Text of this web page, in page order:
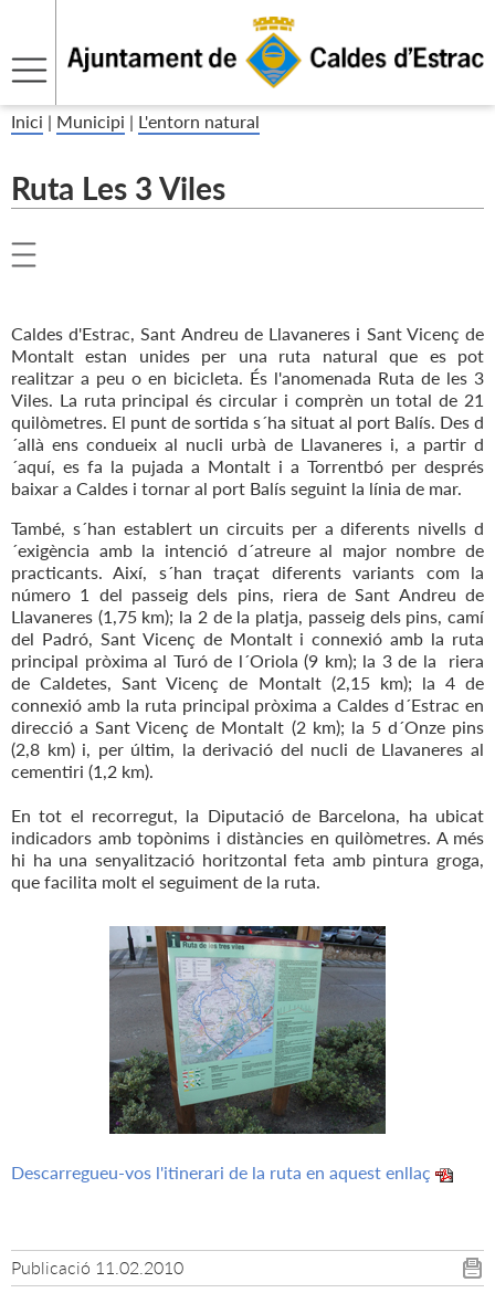
Inici | Municipi | L'entorn natural
Ruta Les 3 Viles
Caldes d'Estrac, Sant Andreu de Llavaneres i Sant Vicenç de
Montalt estan unides per una ruta natural que es pot
realitzar a peu o en bicicleta. És l'anomenada Ruta de les 3
Viles. La ruta principal és circular i comprèn un total de 21
quilòmetres. El punt de sortida s´ha situat al port Balís. Des d
´allà ens condueix al nucli urbà de Llavaneres i, a partir d
´aquí, es fa la pujada a Montalt i a Torrentbó per després
baixar a Caldes i tornar al port Balís seguint la línia de mar.
També, s´han establert un circuits per a diferents nivells d
´exigència amb la intenció d´atreure al major nombre de
practicants. Així, s´han traçat diferents variants com la
número 1 del passeig dels pins, riera de Sant Andreu de
Llavaneres (1,75 km); la 2 de la platja, passeig dels pins, camí
del Padró, Sant Vicenç de Montalt i connexió amb la ruta
principal pròxima al Turó de l´Oriola (9 km); la 3 de la riera
de Caldetes, Sant Vicenç de Montalt (2,15 km); la 4 de
connexió amb la ruta principal pròxima a Caldes d´Estrac en
direcció a Sant Vicenç de Montalt (2 km); la 5 d´Onze pins
(2,8 km) i, per últim, la derivació del nucli de Llavaneres al
cementiri (1,2 km).
En tot el recorregut, la Diputació de Barcelona, ha ubicat
indicadors amb topònims i distàncies en quilòmetres. A més
hi ha una senyalització horitzontal feta amb pintura groga,
que facilita molt el seguiment de la ruta.
Descarregueu-vos l'itinerari de la ruta en aquest enllaç
Publicació 11.02.2010